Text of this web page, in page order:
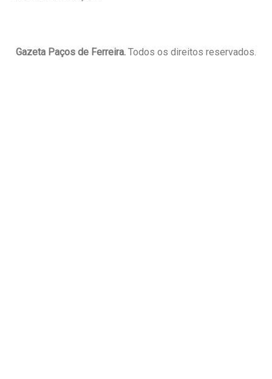
Gazeta Paços de Ferreira. Todos os direitos reservados.